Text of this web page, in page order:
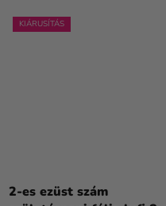
KIÁRUSÍTÁS
2-es ezüst szám